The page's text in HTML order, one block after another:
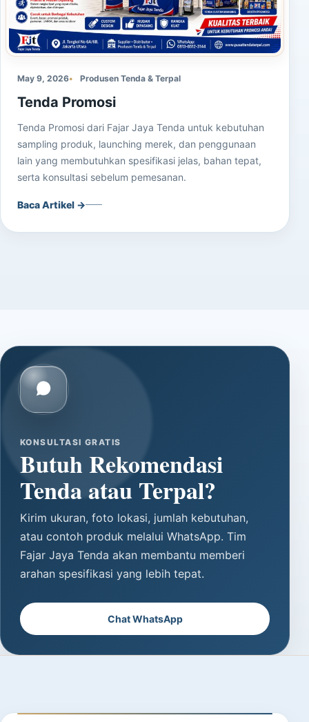
May 9, 2026 Produsen Tenda & Terpal
Tenda Promosi
Tenda Promosi dari Fajar Jaya Tenda untuk kebutuhan
sampling produk, launching merek, dan penggunaan
lain yang membutuhkan spesifikasi jelas, bahan tepat,
serta konsultasi sebelum pemesanan.
Baca Artikel →
KONSULTASI GRATIS
Butuh Rekomendasi
Tenda atau Terpal?
Kirim ukuran, foto lokasi, jumlah kebutuhan,
atau contoh produk melalui WhatsApp. Tim
Fajar Jaya Tenda akan membantu memberi
arahan spesifikasi yang lebih tepat.
Chat WhatsApp